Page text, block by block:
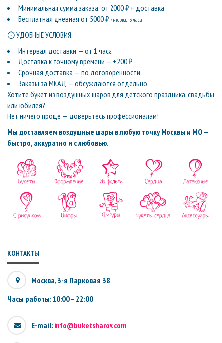
Минимальная сумма заказа: от 2000 ₽ + доставка
Бесплатная дневная от 5000 ₽ интервал 3 часа
⏱ УДОБНЫЕ УСЛОВИЯ:
Интервал доставки — от 1 часа
Доставка к точному времени — +200 ₽
Срочная доставка — по договорённости
Заказы за МКАД — обсуждаются отдельно
Хотите букет из воздушных шаров для детского праздника, свадьбы
или юбилея?
Нет ничего проще — доверьтесь профессионалам!
Мы доставляем воздушные шары в любую точку Москвы и МО —
быстро, аккуратно и с любовью.
КОНТАКТЫ
Москва, 3-я Парковая 38
Часы работы: 10:00 – 22:00
E-mail: info@buketsharov.com